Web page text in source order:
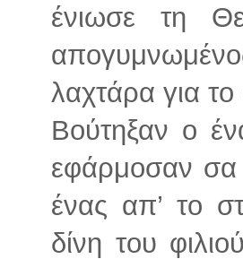
ένιωσε τη
λαχτάρα για το
Βούτηξαν ο
εφάρμοσαν σα
ένας απ’ το
δίνη του